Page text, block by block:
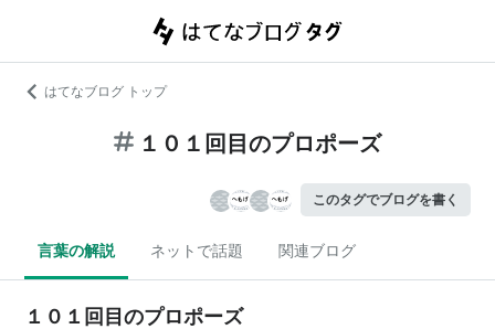
はてなブログ トップ
１０１回目のプロポーズ
このタグでブログを書く
言葉の解説 ネットで話題 関連ブログ
１０１回目のプロポーズ